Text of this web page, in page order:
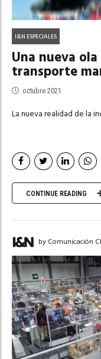
I&N ESPECIALES
Una nueva
transporte
octubre 2021
La nueva realidad de la
CONTINUE READING
by Comunicación